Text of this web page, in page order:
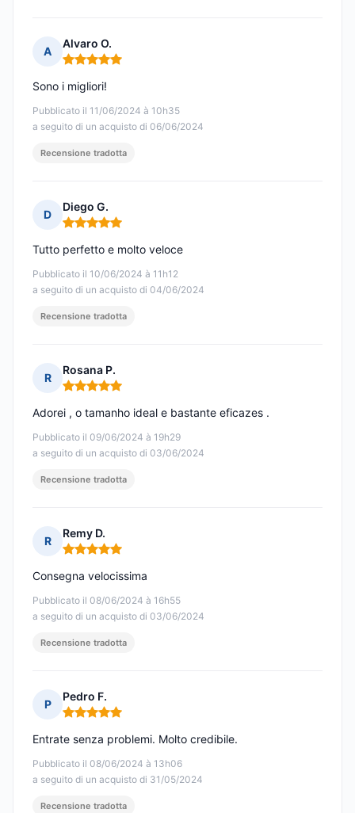
A
Alvaro O.
Nota: 5 su 5
Pubblicato il 11/06/2024 à 10h35
a seguito di un acquisto di 06/06/2024
Sono i migliori!
Recensione tradotta
D
Diego G.
Nota: 5 su 5
Pubblicato il 10/06/2024 à 11h12
a seguito di un acquisto di 04/06/2024
Tutto perfetto e molto veloce
Recensione tradotta
R
Rosana P.
Nota: 5 su 5
Pubblicato il 09/06/2024 à 19h29
a seguito di un acquisto di 03/06/2024
Adorei , o tamanho ideal e bastante eficazes .
Recensione tradotta
R
Remy D.
Nota: 5 su 5
Pubblicato il 08/06/2024 à 16h55
a seguito di un acquisto di 03/06/2024
Consegna velocissima
Recensione tradotta
P
Pedro F.
Nota: 5 su 5
Pubblicato il 08/06/2024 à 13h06
a seguito di un acquisto di 31/05/2024
Entrate senza problemi. Molto credibile.
Recensione tradotta